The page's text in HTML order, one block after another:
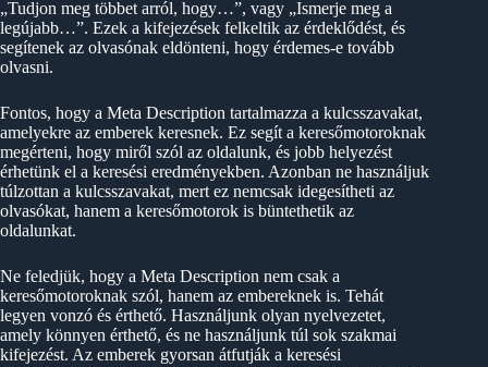
„Tudjon meg többet arról, hogy…”, vagy „Ismerje meg a
legújabb…”. Ezek a kifejezések felkeltik az érdeklődést, és
segítenek az olvasónak eldönteni, hogy érdemes-e tovább
olvasni.
Fontos, hogy a Meta Description tartalmazza a kulcsszavakat,
amelyekre az emberek keresnek. Ez segít a keresőmotoroknak
megérteni, hogy miről szól az oldalunk, és jobb helyezést
érhetünk el a keresési eredményekben. Azonban ne használjuk
túlzottan a kulcsszavakat, mert ez nemcsak idegesítheti az
olvasókat, hanem a keresőmotorok is büntethetik az
oldalunkat.
Ne feledjük, hogy a Meta Description nem csak a
keresőmotoroknak szól, hanem az embereknek is. Tehát
legyen vonzó és érthető. Használjunk olyan nyelvezetet,
amely könnyen érthető, és ne használjunk túl sok szakmai
kifejezést. Az emberek gyorsan átfutják a keresési